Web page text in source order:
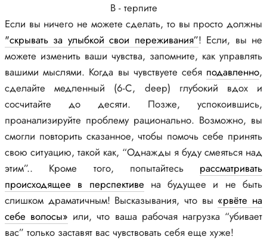
B - терпите
Если вы ничего не можете сделать, то вы просто должны
"скрывать за улыбкой свои переживания”! Если, вы не
можете изменить ваши чувства, запомните, как управлять
вашими мыслями. Когда вы чувствуете себя подавленно,
сделайте медленный (6-С, deep) глубокий вдох и
сосчитайте до десяти. Позже, успокоившись,
проанализируйте проблему рационально. Возможно, вы
смогли повторить сказанное, чтобы помочь себе принять
свою ситуацию, такой как, “Однажды я буду смеяться над
этим”.. Кроме того, попытайтесь рассматривать
происходящее в перспективе на будущее и не быть
слишком драматичным! Высказывания, что вы«рвёте на
себе волосы» или, что ваша рабочая нагрузка “убивает
вас” только заставят вас чувствовать себя еще хуже!